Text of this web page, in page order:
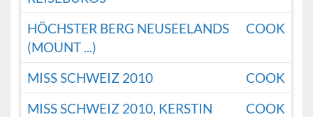
HÖCHSTER BERG NEUSEELANDS
(MOUNT ...)
COOK
MISS SCHWEIZ 2010
COOK
MISS SCHWEIZ 2010, KERSTIN
COOK